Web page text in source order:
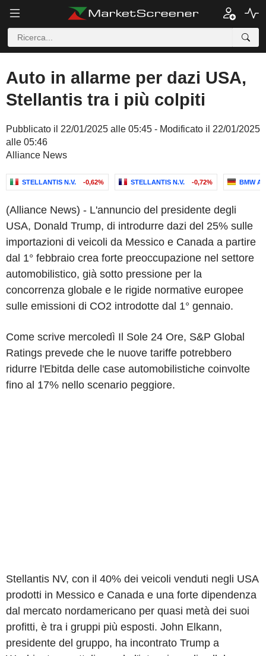
Auto in allarme per dazi USA,
Stellantis tra i più colpiti
Pubblicato il 22/01/2025 alle 05:45 - Modificato il 22/01/2025
alle 05:46
Alliance News
STELLANTIS N.V. -0,62% STELLANTIS N.V. -0,72% BMW
(Alliance News) - L'annuncio del presidente degli
USA, Donald Trump, di introdurre dazi del 25% sulle
importazioni di veicoli da Messico e Canada a partire
dal 1° febbraio crea forte preoccupazione nel settore
automobilistico, già sotto pressione per la
concorrenza globale e le rigide normative europee
sulle emissioni di CO2 introdotte dal 1° gennaio.
Come scrive mercoledì Il Sole 24 Ore, S&P Global
Ratings prevede che le nuove tariffe potrebbero
ridurre l'Ebitda delle case automobilistiche coinvolte
fino al 17% nello scenario peggiore.
Stellantis NV, con il 40% dei veicoli venduti negli USA
prodotti in Messico e Canada e una forte dipendenza
dal mercato nordamericano per quasi metà dei suoi
profitti, è tra i gruppi più esposti. John Elkann,
presidente del gruppo, ha incontrato Trump a